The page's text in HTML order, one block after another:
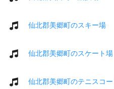
仙北郡美郷町のスキー場
仙北郡美郷町のスケート場
仙北郡美郷町のテニスコー